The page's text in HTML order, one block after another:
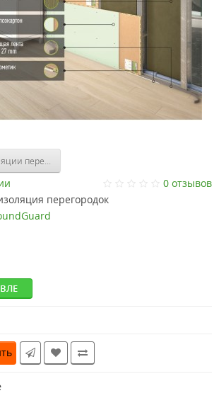
перегородки (двойной каркас) «Премиум М»
0 отзывов
перегородок